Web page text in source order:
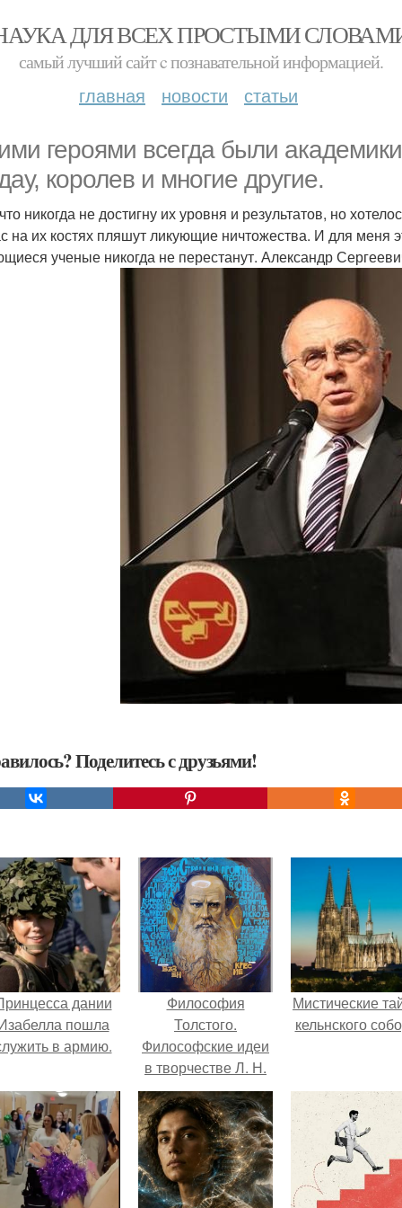
ДЛЯ ВСЕХ ПРОСТЫМИ
самый лучший сайт c познавательной информацией.
главная новости статьи
героями всегда были
королев и многие другие.
никогда не достигну их уровня и результатов, но
на их костях пляшут ликующие ничтожества. И для меня
ученые никогда не перестанут. Александр
Поделитесь с друзьями!
дании
пошла
в армию.
Философия
Толстого.
Философские идеи
в творчестве Л. Н.
Толстого.
Мистические
кельнского